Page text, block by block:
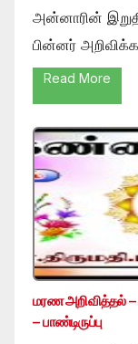
அன்னாரின்
பின்னர்
Read More
மரண அறிவித்தல் –
– பாண்டிருப்பு